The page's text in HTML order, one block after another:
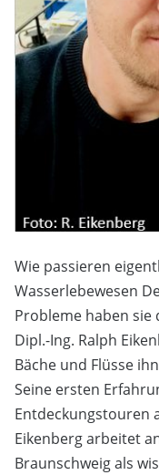
Wie passieren
Wasserlebewesen
Probleme haben sie
Dipl.-Ing. Ralph
Bäche und Flüsse
Seine ersten
Entdeckungstouren
Eikenberg arbeitet
Braunschweig als